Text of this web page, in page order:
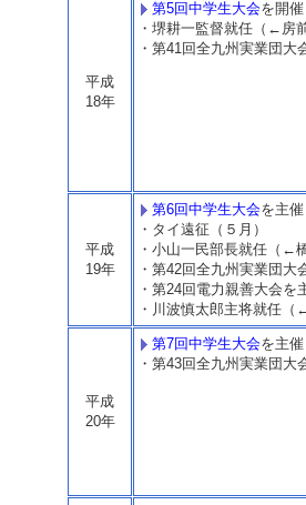
平成
18年
第5回中学生大会を開催
・堺耕一監督就任（←房
・第41回全九州実業団大
平成
19年
第6回中学生大会を主催
・タイ遠征（５月）
・小山一民部長就任（←
・第42回全九州実業団大
・第24回電力親善大会を
・川波慎太郎主将就任（
平成
20年
第7回中学生大会を主催
・第43回全九州実業団大